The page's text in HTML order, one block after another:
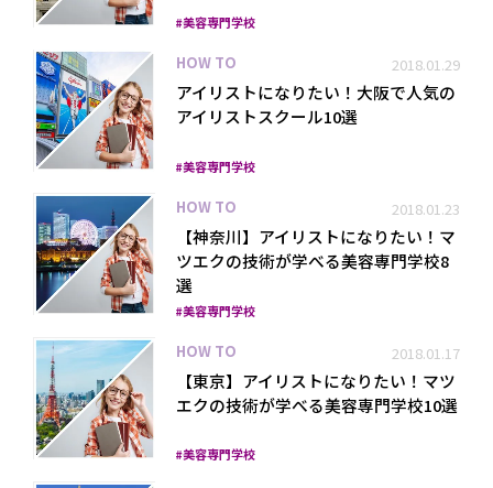
美容専門学校
HOW TO 2018.01.29
アイリストになりたい！大阪で人気の
アイリストスクール10選
美容専門学校
HOW TO 2018.01.23
【神奈川】アイリストになりたい！マ
ツエクの技術が学べる美容専門学校8
選
美容専門学校
HOW TO 2018.01.17
【東京】アイリストになりたい！マツ
エクの技術が学べる美容専門学校10選
美容専門学校